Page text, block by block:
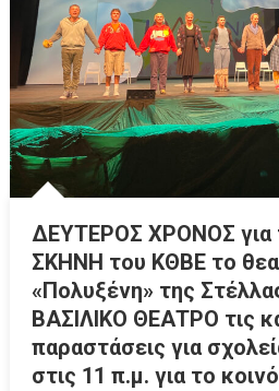
ΔΕΥΤΕΡΟΣ ΧΡΟΝΟΣ για
ΣΚΗΝΗ του ΚΘΒΕ το
«Πολυξένη» της
ΒΑΣΙΛΙΚΟ ΘΕΑΤΡΟ τις
παραστάσεις για
στις 11 π.μ. για το κοινό